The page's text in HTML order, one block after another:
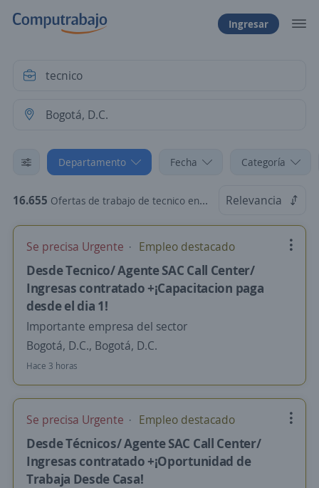
Ingresar
Departamento Fecha Categoría
16.655 Ofertas de trabajo de tecnico en Bogotá, D.C. Relevancia
Se precisa Urgente Empleo destacado
Desde Tecnico/ Agente SAC Call Center/
Ingresas contratado +¡Capacitacion paga
desde el dia 1!
Importante empresa del sector
Bogotá, D.C., Bogotá, D.C.
Hace 3 horas
Se precisa Urgente Empleo destacado
Desde Técnicos/ Agente SAC Call Center/
Ingresas contratado +¡Oportunidad de
Trabaja Desde Casa!